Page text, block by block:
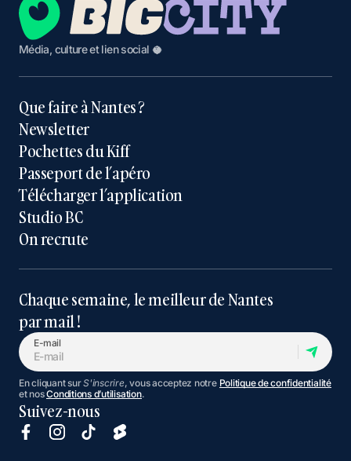
Média, culture et lien social 🥥
Que faire à Nantes ?
Newsletter
Pochettes du Kiff
Passeport de l’apéro
Télécharger l’application
Studio BC
On recrute
Chaque semaine, le meilleur de Nantes
par mail !
E-mail
En cliquant surS'inscrire, vous acceptez notre Politique de confidentialité
et nosConditions d’utilisation.
Suivez-nous